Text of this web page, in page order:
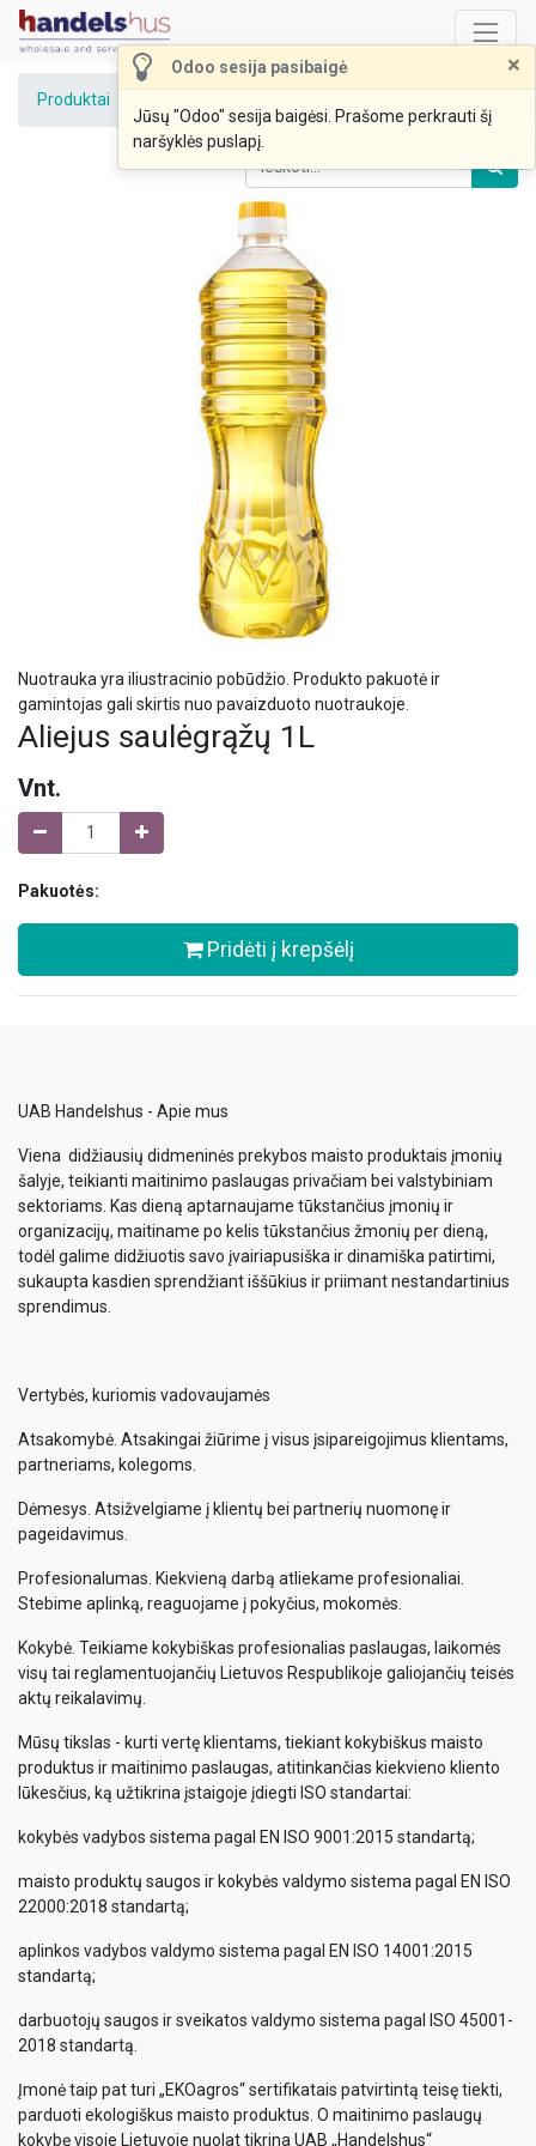
Odoo sesija pasibaigė ×
Jūsų "Odoo" sesija baigėsi. Prašome perkrauti šį
naršyklės puslapį.
Produktai
Nuotrauka yra iliustracinio pobūdžio. Produkto pakuotė ir
gamintojas gali skirtis nuo pavaizduoto nuotraukoje.
Aliejus saulėgrąžų 1L
Vnt.
Pakuotės:
Pridėti į krepšėlį
UAB Handelshus - Apie mus
Viena didžiausių didmeninės prekybos maisto produktais įmonių
šalyje, teikianti maitinimo paslaugas privačiam bei valstybiniam
sektoriams. Kas dieną aptarnaujame tūkstančius įmonių ir
organizacijų, maitiname po kelis tūkstančius žmonių per dieną,
todėl galime didžiuotis savo įvairiapusiška ir dinamiška patirtimi,
sukaupta kasdien sprendžiant iššūkius ir priimant nestandartinius
sprendimus.
Vertybės, kuriomis vadovaujamės
Atsakomybė. Atsakingai žiūrime į visus įsipareigojimus klientams,
partneriams, kolegoms.
Dėmesys. Atsižvelgiame į klientų bei partnerių nuomonę ir
pageidavimus.
Profesionalumas. Kiekvieną darbą atliekame profesionaliai.
Stebime aplinką, reaguojame į pokyčius, mokomės.
Kokybė. Teikiame kokybiškas profesionalias paslaugas, laikomės
visų tai reglamentuojančių Lietuvos Respublikoje galiojančių teisės
aktų reikalavimų.
Mūsų tikslas - kurti vertę klientams, tiekiant kokybiškus maisto
produktus ir maitinimo paslaugas, atitinkančias kiekvieno kliento
lūkesčius, ką užtikrina įstaigoje įdiegti ISO standartai:
kokybės vadybos sistema pagal EN ISO 9001:2015 standartą;
maisto produktų saugos ir kokybės valdymo sistema pagal EN ISO
22000:2018 standartą;
aplinkos vadybos valdymo sistema pagal EN ISO 14001:2015
standartą;
darbuotojų saugos ir sveikatos valdymo sistema pagal ISO 45001-
2018 standartą.
Įmonė taip pat turi „EKOagros“ sertifikatais patvirtintą teisę tiekti,
parduoti ekologiškus maisto produktus. O maitinimo paslaugų
kokybę visoje Lietuvoje nuolat tikrina UAB „Handelshus“